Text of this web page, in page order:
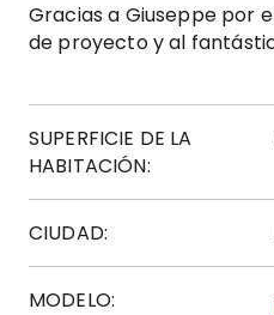
Gracias a Giuseppe por
de proyecto y al
SUPERFICIE DE LA
HABITACIÓN:
CIUDAD:
MODELO: